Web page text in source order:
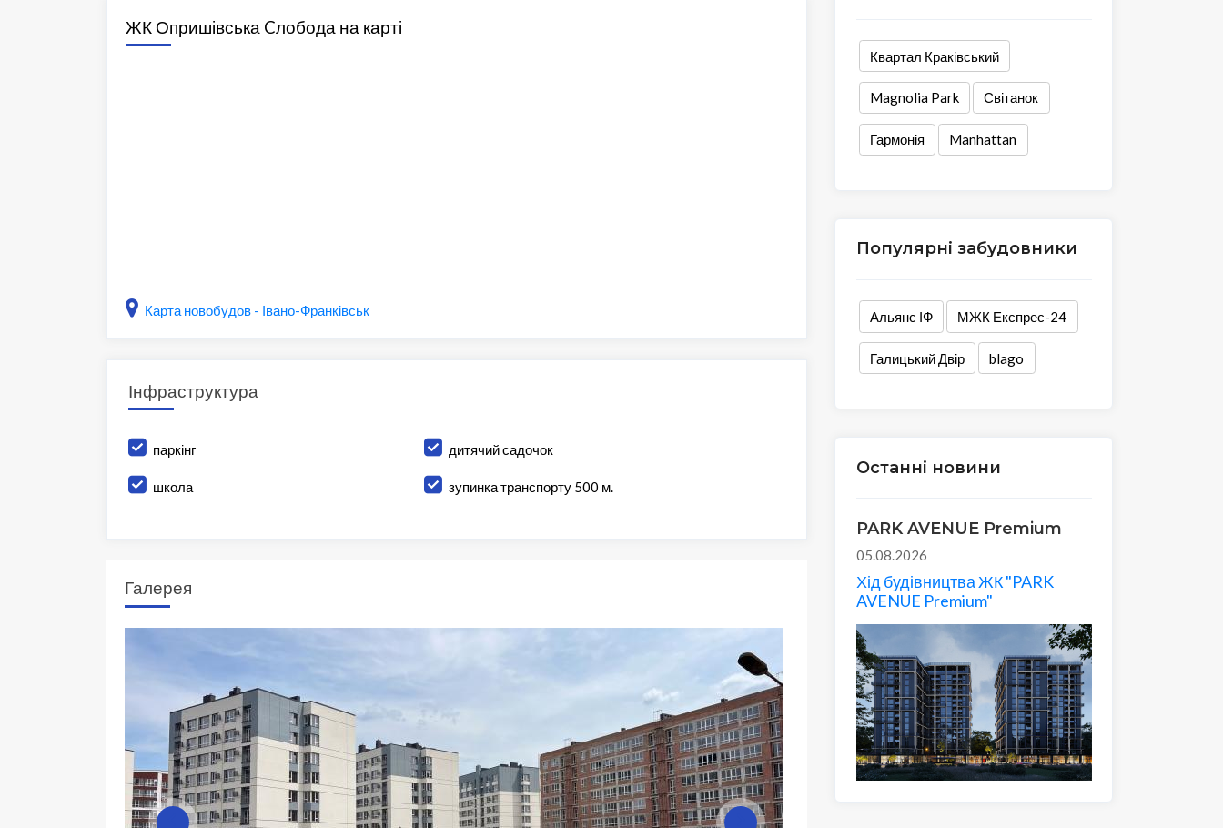
ЖК Опришівська Cлобода на карті
Карта новобудов - Івано-Франківськ
Інфраструктура
паркінг дитячий садочок
школа зупинка транспорту 500 м.
Галерея
Квартал Краківський
Magnolia Park Світанок
Гармонія Manhattan
Популярні забудовники
Альянс ІФ МЖК Експрес-24
Галицький Двір blago
Останні новини
PARK AVENUE Premium
05.08.2026
Хід будівництва ЖК "PARK
AVENUE Premium"